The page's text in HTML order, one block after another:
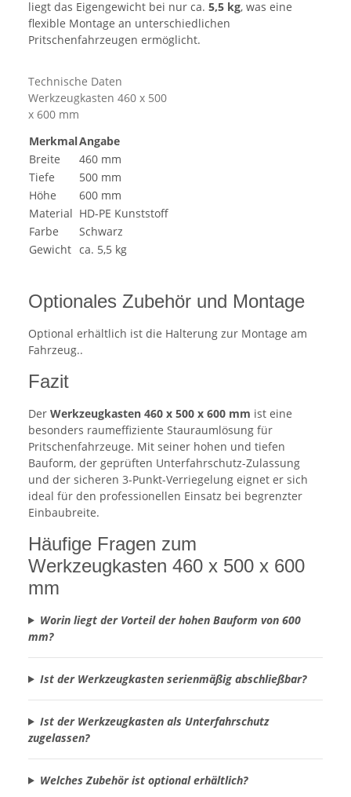
liegt das Eigengewicht bei nur ca. 5,5 kg, was eine
flexible Montage an unterschiedlichen
Pritschenfahrzeugen ermöglicht.
Technische Daten
Werkzeugkasten 460 x 500
x 600 mm
MerkmalAngabe
Breite
460 mm
Tiefe
500 mm
Höhe
600 mm
Material HD-PE Kunststoff
Farbe
Schwarz
Gewicht ca. 5,5 kg
Optionales Zubehör und Montage
Optional erhältlich ist die Halterung zur Montage am
Fahrzeug..
Fazit
Der Werkzeugkasten 460 x 500 x 600 mm ist eine
besonders raumeffiziente Stauraumlösung für
Pritschenfahrzeuge. Mit seiner hohen und tiefen
Bauform, der geprüften Unterfahrschutz-Zulassung
und der sicheren 3-Punkt-Verriegelung eignet er sich
ideal für den professionellen Einsatz bei begrenzter
Einbaubreite.
Häufige Fragen zum
Werkzeugkasten 460 x 500 x 600
mm
Worin liegt der Vorteil der hohen Bauform von 600
mm?
Ist der Werkzeugkasten serienmäßig abschließbar?
Ist der Werkzeugkasten als Unterfahrschutz
zugelassen?
Welches Zubehör ist optional erhältlich?